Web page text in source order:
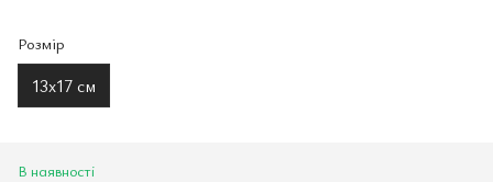
Розмір
13х17 см
В наявності